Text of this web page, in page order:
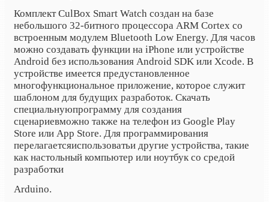
Комплект CulBox Smart Watch создан на базе
небольшого 32-битного процессора ARM Cortex со
встроенным модулем Bluetooth Low Energy. Для часов
можно создавать функции на iPhone или устройстве
Android без использования Android SDK или Xcode. В
устройстве имеется предустановленное
многофункциональное приложение, которое служит
шаблоном для будущих разработок. Скачать
специальнуюпрограмму для создания
сценариевможно также на телефон из Google Play
Store или App Store. Для программирования
перелагаетсяиспользоватьи другие устройства, такие
как настольный компьютер или ноутбук со средой
разработки
Arduino.